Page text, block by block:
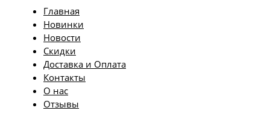
Главная
Новинки
Новости
Скидки
Доставка и Оплата
Контакты
О нас
Отзывы